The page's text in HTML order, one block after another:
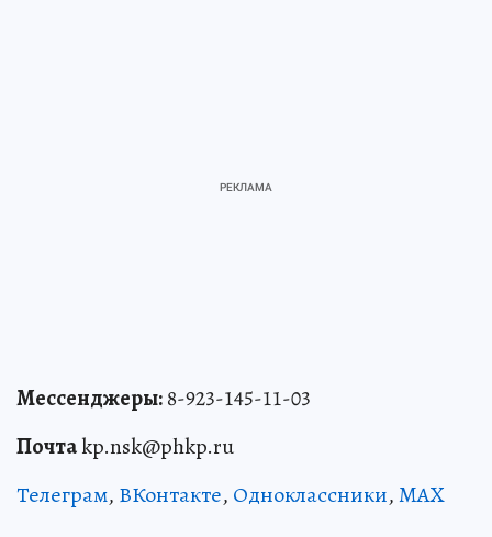
Мессенджеры:8-923-145-11-03
Почтаkp.nsk@phkp.ru
Телеграм, ВКонтакте, Одноклассники,MAX